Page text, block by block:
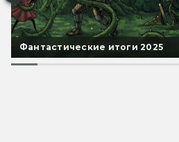
Фантастические итоги 2025